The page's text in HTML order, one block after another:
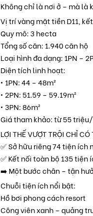
Không chỉ là nơi ở – mà là
Vị trí vàng mặt tiền D11,
Quy mô: 3 hecta
Tổng số căn: 1.940 căn hộ
Loại hình đa dạng: 1PN –
Diện tích linh hoạt:
• 1PN: 44 – 48m²
• 2PN: 51.59 – 59.19m²
• 3PN: 86m²
Giá tham khảo: từ 55
LỢI THẾ VƯỢT TRỘI CHỈ
✅ Sở hữu riêng 74 tiện ích
✅ Kết nối toàn bộ 135 tiện
➡️ Một bước chân – tận
Chuỗi tiện ích nổi bật:
Hồ bơi phong cách resort
Công viên xanh – quảng